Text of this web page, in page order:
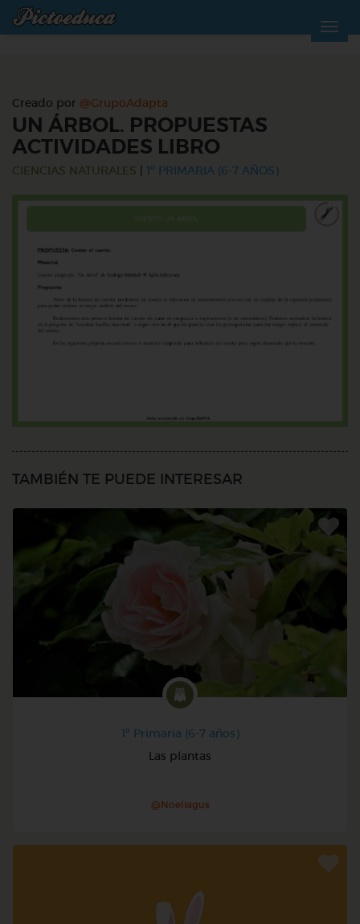
Creado por @GrupoAdapta
UN ÁRBOL. PROPUESTAS
ACTIVIDADES LIBRO
CIENCIAS NATURALES 1º PRIMARIA (6-7 AÑOS)
TAMBIÉN TE PUEDE INTERESAR
1º Primaria (6-7 años)
Las plantas
@Noeliagus